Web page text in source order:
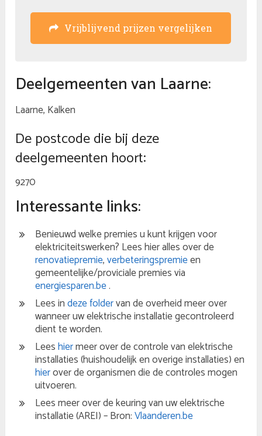
Vrijblijvend prijzen vergelijken
Deelgemeenten van Laarne:
Laarne, Kalken
De postcode die bij deze
deelgemeenten hoort:
9270
Interessante links:
Benieuwd welke premies u kunt krijgen voor
elektriciteitswerken? Lees hier alles over de
renovatiepremie,verbeteringspremieen
gemeentelijke/proviciale premies via
energiesparen.be.
Lees indeze foldervan de overheid meer over
wanneer uw elektrische installatie gecontroleerd
dient te worden.
Leeshiermeer over de controle van elektrische
installaties (huishoudelijk en overige installaties) en
hierover de organismen die de controles mogen
uitvoeren.
Lees meer over de keuring van uw elektrische
installatie (AREI) – Bron:Vlaanderen.be